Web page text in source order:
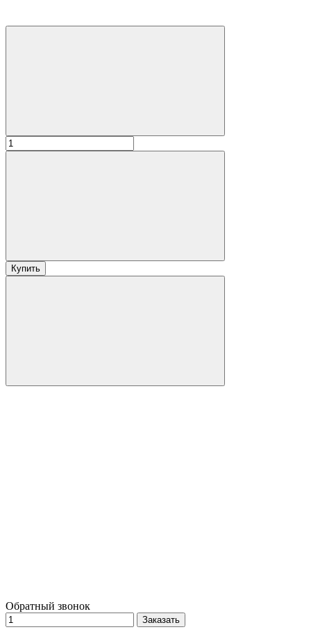
Купить
Обратный звонок
Заказать